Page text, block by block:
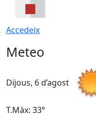
Accedeix
Meteo
Dijous, 6 d’agost
T.Màx: 33°